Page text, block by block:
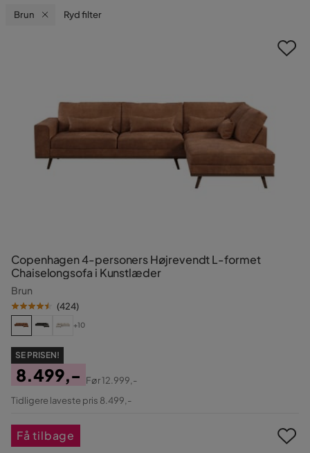
Brun Ryd filter
Copenhagen 4-personers Højrevendt L-formet
Chaiselongsofa i Kunstlæder
Brun
(424)
+10
SE PRISEN!
Pris
8.499,-
Original
Før12.999,-
Tidligere laveste pris 8.499,-
Få tilbage